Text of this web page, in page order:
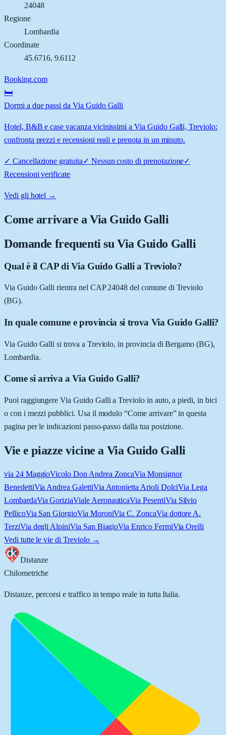
24048
Regione
Lombardia
Coordinate
45.6716, 9.6112
Booking.com
🛏️
Dormi a due passi da Via Guido Galli
Hotel, B&B e case vacanza vicinissimi a Via Guido Galli, Treviolo:
confronta prezzi e recensioni reali e prenota in un minuto.
✓ Cancellazione gratuita✓ Nessun costo di prenotazione✓
Recensioni verificate
Vedi gli hotel →
Come arrivare aVia Guido Galli
Domande frequenti su Via Guido Galli
Qual è il CAP di Via Guido Galli a Treviolo?
Via Guido Galli rientra nel CAP 24048 del comune di Treviolo
(BG).
In quale comune e provincia si trova Via Guido Galli?
Via Guido Galli si trova a Treviolo, in provincia di Bergamo (BG),
Lombardia.
Come si arriva a Via Guido Galli?
Puoi raggiungere Via Guido Galli a Treviolo in auto, a piedi, in bici
o con i mezzi pubblici. Usa il modulo “Come arrivare” in questa
pagina per le indicazioni passo-passo dalla tua posizione.
Vie e piazze vicine a Via Guido Galli
via 24 MaggioVicolo Don Andrea ZoncaVia Monsignor
BenedettiVia Andrea GalettiVia Antonietta Arioli DolciVia Lega
LombardaVia GoriziaViale AeronauticaVia PesentiVia Silvio
PellicoVia San GiorgioVia MoroniVia C. ZoncaVia dottore A.
TerziVia degli AlpiniVia San BiagioVia Enrico FermiVia Orelli
Vedi tutte le vie di Treviolo→
Distanze
Chilometriche
Distanze, percorsi e traffico in tempo reale in tutta Italia.